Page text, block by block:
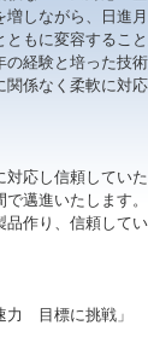
しながら、日進
もに変容するこ
経験と培った技
係なく柔軟に対応
応し信頼してい
進いたします。
品作り、信頼して
力 目標に挑戦」